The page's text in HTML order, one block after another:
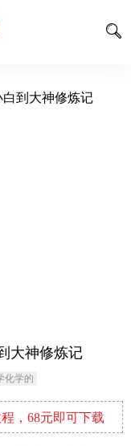
大神修炼记
化学的
，68元即可下载